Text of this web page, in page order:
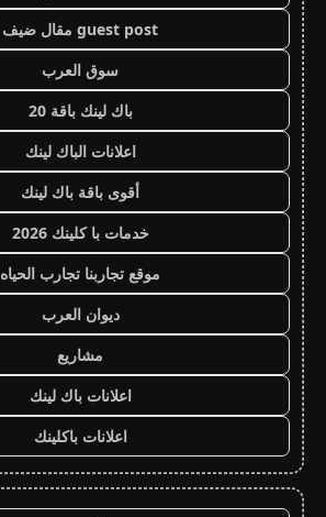
guest post مقال ضيف
سوق العرب
باك لينك باقة 20
اعلانات الباك لينك
أقوى باقة باك لينك
خدمات با كلينك 2026
موقع تجاربنا تجارب الحياه
ديوان العرب
مشاريع
اعلانات باك لينك
اعلانات باكلينك